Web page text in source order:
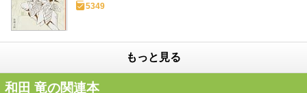
5349
もっと見る
和田 竜の関連本